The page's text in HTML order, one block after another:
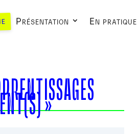
Présentation En pratique
»